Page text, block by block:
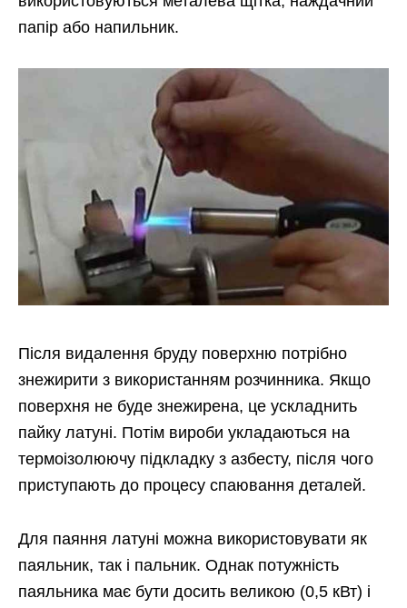
папір або напильник.
Після видалення бруду поверхню потрібно
знежирити з використанням розчинника. Якщо
поверхня не буде знежирена, це ускладнить
пайку латуні. Потім вироби укладаються на
термоізолюючу підкладку з азбесту, після чого
приступають до процесу спаювання деталей.
Для паяння латуні можна використовувати як
паяльник, так і пальник. Однак потужність
паяльника має бути досить великою (0,5 кВт) і